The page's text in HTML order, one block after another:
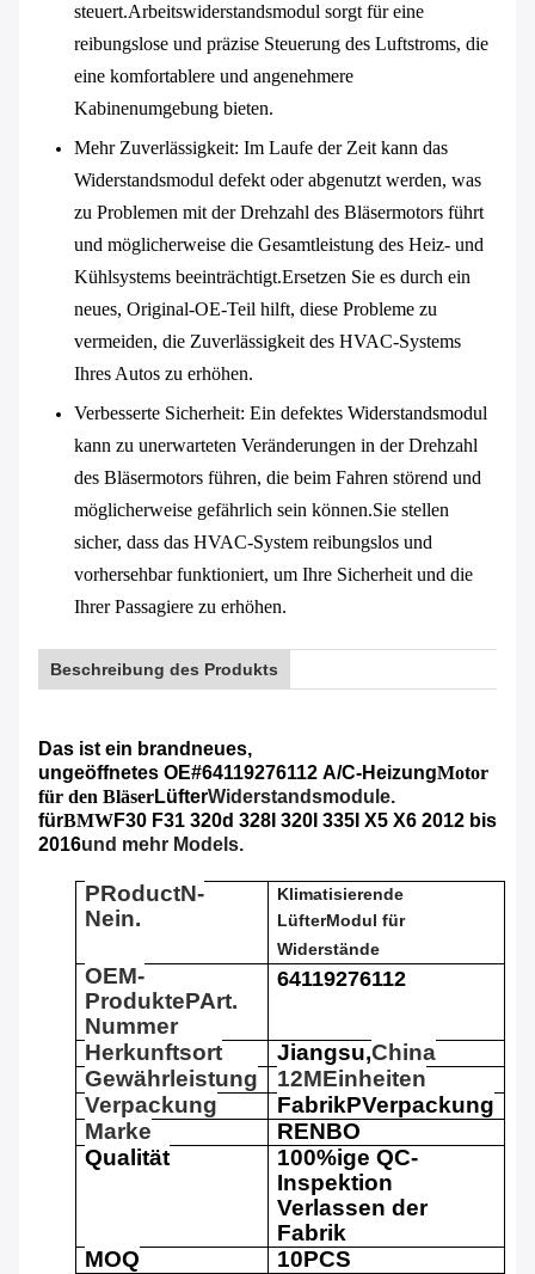
steuert.Arbeitswiderstandsmodul sorgt für eine
reibungslose und präzise Steuerung des Luftstroms, die
eine komfortablere und angenehmere
Kabinenumgebung bieten.
Mehr Zuverlässigkeit: Im Laufe der Zeit kann das
Widerstandsmodul defekt oder abgenutzt werden, was
zu Problemen mit der Drehzahl des Bläsermotors führt
und möglicherweise die Gesamtleistung des Heiz- und
Kühlsystems beeinträchtigt.Ersetzen Sie es durch ein
neues, Original-OE-Teil hilft, diese Probleme zu
vermeiden, die Zuverlässigkeit des HVAC-Systems
Ihres Autos zu erhöhen.
Verbesserte Sicherheit: Ein defektes Widerstandsmodul
kann zu unerwarteten Veränderungen in der Drehzahl
des Bläsermotors führen, die beim Fahren störend und
möglicherweise gefährlich sein können.Sie stellen
sicher, dass das HVAC-System reibungslos und
vorhersehbar funktioniert, um Ihre Sicherheit und die
Ihrer Passagiere zu erhöhen.
Beschreibung des Produkts
Das ist ein brandneues,
ungeöffnetes OE#64119276112 A/C-HeizungMotor
für den BläserLüfterWiderstandsmodule.
fürBMWF30 F31 320d 328I 320I 335I X5 X6 2012 bis
2016und mehr Models.
PRoductN-
Nein.
Klimatisierende
LüfterModul für
Widerstände
OEM-
ProduktePArt.
Nummer
64119276112
Herkunftsort Jiangsu,China
Gewährleistung
12MEinheiten
Verpackung
FabrikPVerpackung
Marke
RENBO
Qualität
100%ige QC-
Inspektion
Verlassen der
Fabrik
MOQ
10PCS